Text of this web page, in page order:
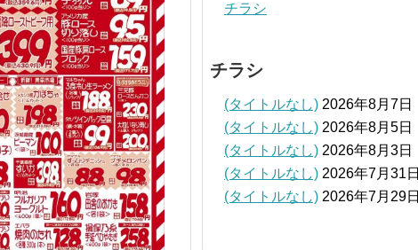
チラシ
チラシ
(タイトルなし) 2026年8月7日
(タイトルなし) 2026年8月5日
(タイトルなし) 2026年8月3日
(タイトルなし) 2026年7月31日
(タイトルなし) 2026年7月29日